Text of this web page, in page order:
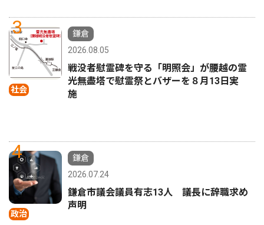
3
社会
鎌倉
2026.08.05
戦没者慰霊碑を守る「明照会」が腰越の霊
光無盡塔で慰霊祭とバザーを８月13日実
施
4
政治
鎌倉
2026.07.24
鎌倉市議会議員有志13人 議長に辞職求め
声明